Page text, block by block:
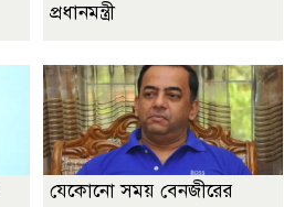
প্রধানমন্ত্রী
যেকোনো সময় বেনজীরের